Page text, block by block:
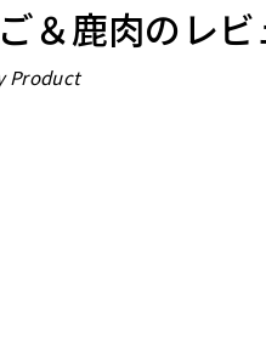
＆鹿肉のレビ
Product